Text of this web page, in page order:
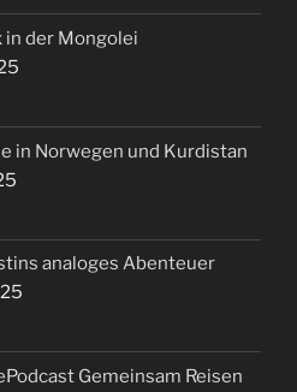
in der Mongolei
in Norwegen und Kurdistan
analoges Abenteuer
Gemeinsam Reisen